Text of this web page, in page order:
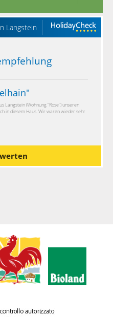
Langstein
"
Langstein (Wohnung "Rose") unseren
in diesem Haus. Wir waren wieder sehr